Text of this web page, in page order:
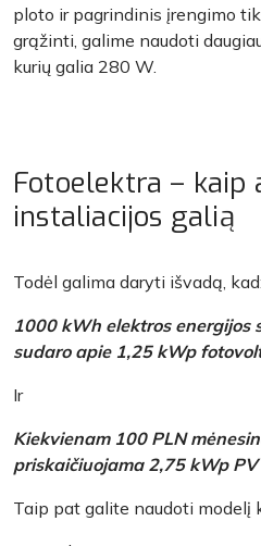
ploto ir pagrindinis įrengimo
grąžinti, galime naudoti
kurių galia 280 W.
Fotoelektra – kaip
instaliacijos galią
Todėl galima daryti išvadą, kad:
1000 kWh elektros energijos
sudaro apie 1,25 kWp
Ir
Kiekvienam 100 PLN
priskaičiuojama 2,75 kWp
Taip pat galite naudoti modelį